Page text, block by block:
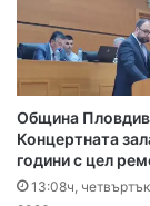
Община
Концертната
години с цел
13:08ч,